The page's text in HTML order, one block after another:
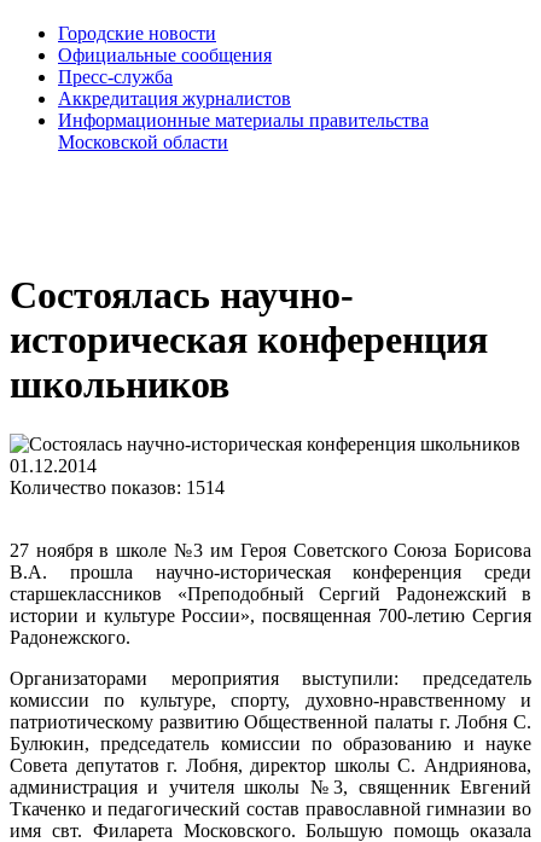
Городские новости
Официальные сообщения
Пресс-служба
Аккредитация журналистов
Информационные материалы правительства
Московской области
Состоялась научно-
историческая конференция
школьников
01.12.2014
Количество показов: 1514
27 ноября в школе №3 им Героя Советского Союза Борисова
В.А. прошла научно-историческая конференция среди
старшеклассников «Преподобный Сергий Радонежский в
истории и культуре России», посвященная 700-летию Сергия
Радонежского.
Организаторами мероприятия выступили: председатель
комиссии по культуре, спорту, духовно-нравственному и
патриотическому развитию Общественной палаты г. Лобня С.
Булюкин, председатель комиссии по образованию и науке
Совета депутатов г. Лобня, директор школы С. Андриянова,
администрация и учителя школы №3, священник Евгений
Ткаченко и педагогический состав православной гимназии во
имя свт. Филарета Московского. Большую помощь оказала